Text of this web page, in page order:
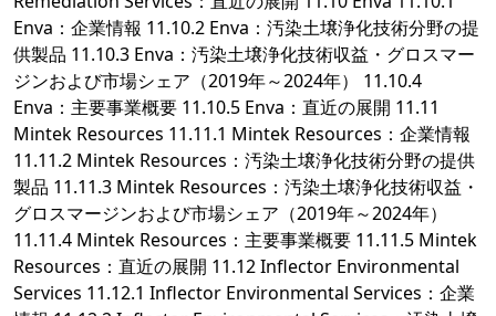
Enva：企業情報 11.10.2 Enva：汚染土壌浄化技術分野の提
供製品 11.10.3 Enva：汚染土壌浄化技術収益・グロスマー
ジンおよび市場シェア（2019年～2024年） 11.10.4
Enva：主要事業概要 11.10.5 Enva：直近の展開 11.11
Mintek Resources 11.11.1 Mintek Resources：企業情報
11.11.2 Mintek Resources：汚染土壌浄化技術分野の提供
製品 11.11.3 Mintek Resources：汚染土壌浄化技術収益・
グロスマージンおよび市場シェア（2019年～2024年）
11.11.4 Mintek Resources：主要事業概要 11.11.5 Mintek
Resources：直近の展開 11.12 Inflector Environmental
Services 11.12.1 Inflector Environmental Services：企業